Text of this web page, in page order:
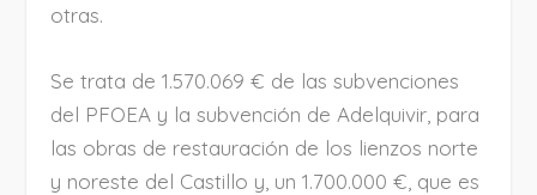
otras.
Se trata de 1.570.069 € de las subvenciones
del PFOEA y la subvención de Adelquivir, para
las obras de restauración de los lienzos norte
y noreste del Castillo y, un 1.700.000 €, que es